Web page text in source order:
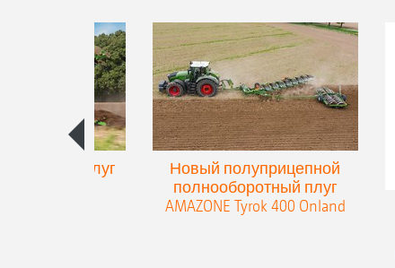
плуг
Новый полуприцепной
полнооборотный плуг
AMAZONE Tyrok 400 Onland